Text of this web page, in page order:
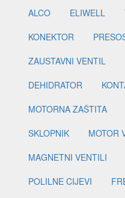
ALCO
ELIWELL
KONEKTOR
ZAUSTAVNI VENTIL
DEHIDRATOR
MOTORNA ZAŠTITA
SKLOPNIK
MOTOR
MAGNETNI VENTILI
POLILNE CIJEVI